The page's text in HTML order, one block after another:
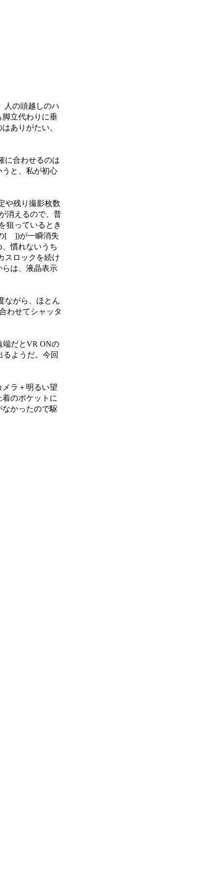
人の頭越しのハ
立代わりに垂
ありがたい。
に合わせるのは
うと、私が初心
や残り撮影枚数
消えるので、普
狙っているとき
[ ])が一瞬消失
慣れないうち
スロックを続け
は、液晶表示
ながら、ほとん
わせてシャッタ
端だとVR ONの
るようだ。今回
ラ＋明るい望
のポケットに
かったので駆